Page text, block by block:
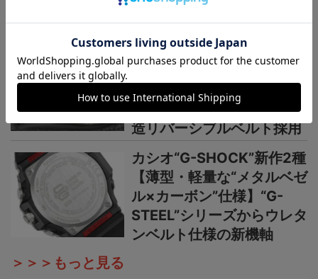
カラーシリーズ
国産時計“カシオ”プロトレ
ック新作【シリーズ最軽量
の本格アウトドアウオッ
チ】小物を収納できる新構
造リバーシブルベルト採用
カシオ“G-SHOCK”新作2種
【薄型・軽量な“メタルベゼ
ル×カーボン”仕様】“G-
STEEL”シリーズからウレタ
ンベルト仕様の新機軸
＞＞＞もっと見る